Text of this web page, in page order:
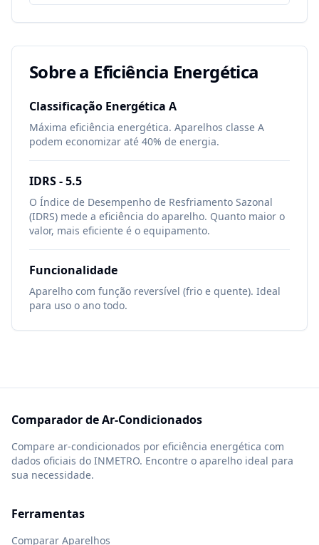
Sobre a Eficiência Energética
Classificação Energética A
Máxima eficiência energética. Aparelhos classe A
podem economizar até 40% de energia.
IDRS -5.5
O Índice de Desempenho de Resfriamento Sazonal
(IDRS) mede a eficiência do aparelho. Quanto maior o
valor, mais eficiente é o equipamento.
Funcionalidade
Aparelho com função reversível (frio e quente). Ideal
para uso o ano todo.
Comparador de Ar-Condicionados
Compare ar-condicionados por eficiência energética com
dados oficiais do INMETRO. Encontre o aparelho ideal para
sua necessidade.
Ferramentas
Comparar Aparelhos